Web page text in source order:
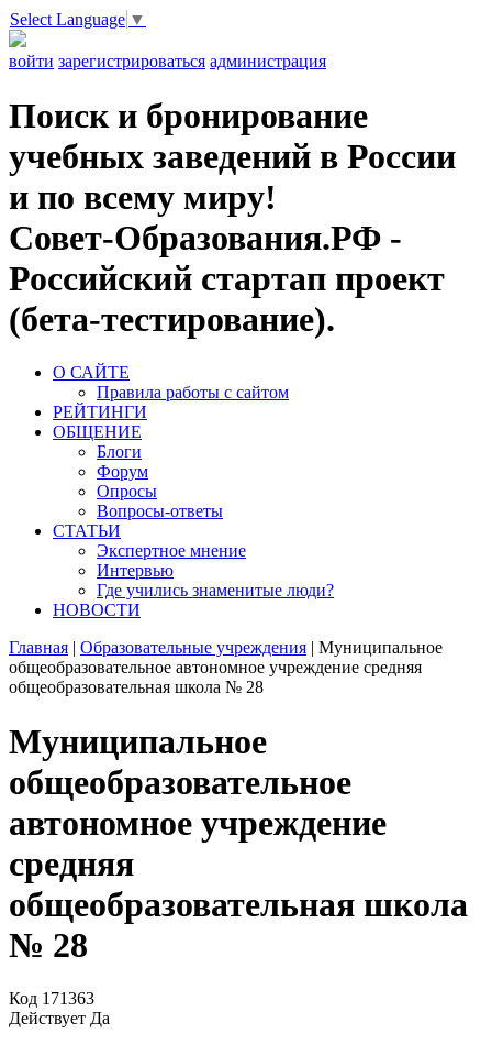
Select Language ▼
войти зарегистрироваться администрация
Поиск и бронирование
учебных заведений в России
и по всему миру!
Совет-Образования.РФ -
Российский стартап проект
(бета-тестирование).
О САЙТЕ
Правила работы с сайтом
РЕЙТИНГИ
ОБЩЕНИЕ
Блоги
Форум
Опросы
Вопросы-ответы
СТАТЬИ
Экспертное мнение
Интервью
Где учились знаменитые люди?
НОВОСТИ
Главная | Образовательные учреждения | Муниципальное
общеобразовательное автономное учреждение средняя
общеобразовательная школа № 28
Муниципальное
общеобразовательное
автономное учреждение
средняя
общеобразовательная школа
№ 28
Код 171363
Действует Да